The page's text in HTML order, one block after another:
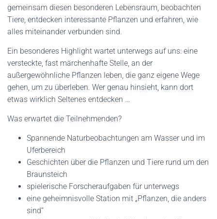
gemeinsam diesen besonderen Lebensraum, beobachten
Tiere, entdecken interessante Pflanzen und erfahren, wie
alles miteinander verbunden sind.
Ein besonderes Highlight wartet unterwegs auf uns: eine
versteckte, fast märchenhafte Stelle, an der
außergewöhnliche Pflanzen leben, die ganz eigene Wege
gehen, um zu überleben. Wer genau hinsieht, kann dort
etwas wirklich Seltenes entdecken …
Was erwartet die Teilnehmenden?
Spannende Naturbeobachtungen am Wasser und im
Uferbereich
Geschichten über die Pflanzen und Tiere rund um den
Braunsteich
spielerische Forscheraufgaben für unterwegs
eine geheimnisvolle Station mit „Pflanzen, die anders
sind“